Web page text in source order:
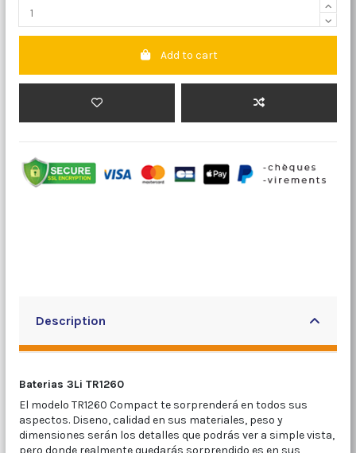
Add to cart
Description
Baterias 3Li TR1260
El modelo TR1260 Compact te sorprenderá en todos sus
aspectos. Diseno, calidad en sus materiales, peso y
dimensiones serán los detalles que podrás ver a simple vista,
pero donde realmente quedarás sorprendido es en sus